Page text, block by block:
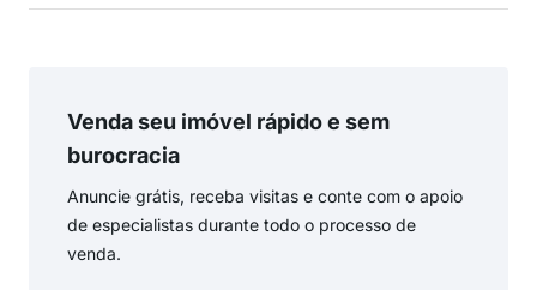
Venda seu imóvel rápido e sem
burocracia
Anuncie grátis, receba visitas e conte com o apoio
de especialistas durante todo o processo de
venda.